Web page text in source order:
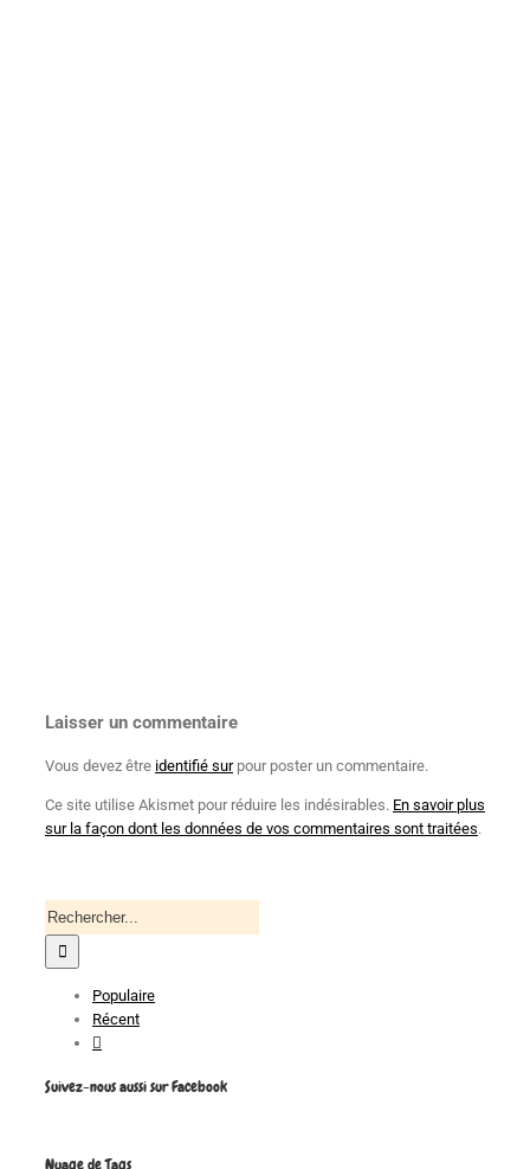
Laisser un commentaire
Vous devez être identifié surpour poster un commentaire.
Ce site utilise Akismet pour réduire les indésirables. En savoir plus
sur la façon dont les données de vos commentaires sont traitées.
Recherche
pour
Populaire
Récent
Suivez-nous aussi sur Facebook
Nuage de Tags